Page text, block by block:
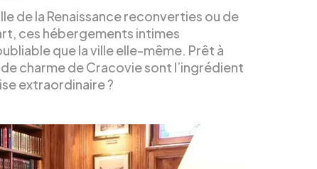
de la Renaissance reconverties ou de
ces hébergements intimes
que la ville elle-même. Prêt à
charme de Cracovie sont l’ingrédient
extraordinaire ?